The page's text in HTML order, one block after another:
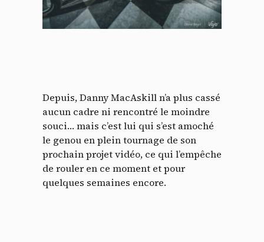
Depuis, Danny MacAskill n’a plus cassé
aucun cadre ni rencontré le moindre
souci… mais c’est lui qui s’est amoché
le genou en plein tournage de son
prochain projet vidéo, ce qui l’empêche
de rouler en ce moment et pour
quelques semaines encore.